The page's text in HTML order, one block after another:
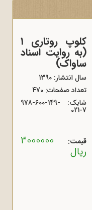
کلوپ روتاری 1
(به روایت اسناد
ساواک)
سال انتشار: 1390
تعداد صفحات: 470
شابک: 978-600-149-
021-7
قیمت: 3000000
ریال